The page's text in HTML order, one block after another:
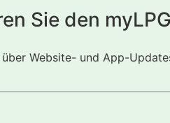
Sie den
Website- und App-